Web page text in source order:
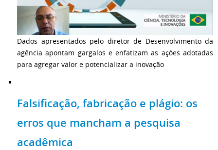
Dados apresentados pelo diretor de Desenvolvimento da
agência apontam gargalos e enfatizam as ações adotadas
para agregar valor e potencializar a inovação
Falsificação, fabricação e plágio: os
erros que mancham a pesquisa
acadêmica